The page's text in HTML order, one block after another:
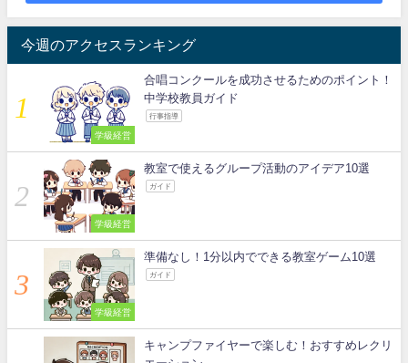
今週のアクセスランキング
学級経営
合唱コンクールを成功させるためのポイント！
中学校教員ガイド
行事指導
学級経営
教室で使えるグループ活動のアイデア10選
ガイド
学級経営
準備なし！1分以内でできる教室ゲーム10選
ガイド
キャンプファイヤーで楽しむ！おすすめレクリ